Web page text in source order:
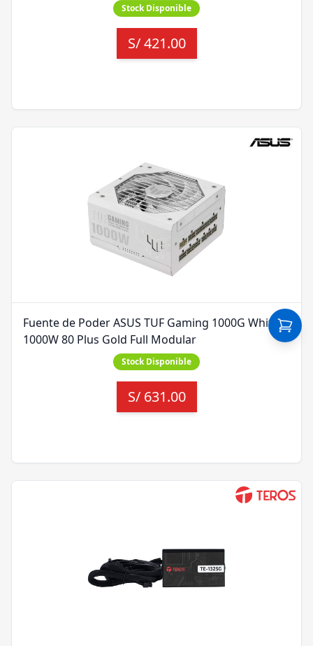
Stock Disponible
S/421.00
Fuente de Poder ASUS TUF Gaming 1000G White
1000W 80 Plus Gold Full Modular
Stock Disponible
S/ 631.00